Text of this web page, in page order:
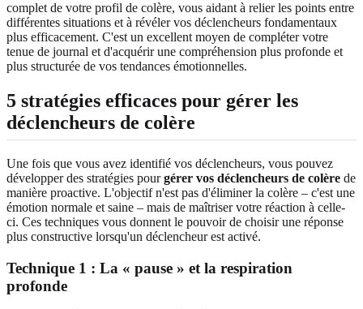
complet de votre profil de colère, vous aidant à relier les points entre
différentes situations et à révéler vos déclencheurs fondamentaux
plus efficacement. C'est un excellent moyen de compléter votre
tenue de journal et d'acquérir une compréhension plus profonde et
plus structurée de vos tendances émotionnelles.
5 stratégies efficaces pour gérer les
déclencheurs de colère
Une fois que vous avez identifié vos déclencheurs, vous pouvez
développer des stratégies pourgérer vos déclencheurs de colère de
manière proactive. L'objectif n'est pas d'éliminer la colère – c'est une
émotion normale et saine – mais de maîtriser votre réaction à celle-
ci. Ces techniques vous donnent le pouvoir de choisir une réponse
plus constructive lorsqu'un déclencheur est activé.
Technique 1 : La « pause » et la respiration
profonde